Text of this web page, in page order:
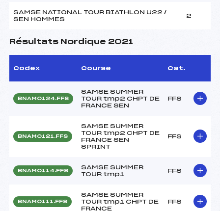
SAMSE NATIONAL TOUR BIATHLON U22 /
SEN HOMMES
2
Résultats Nordique 2021
Codex Course Cat.
BNAM0124.FFS
SAMSE SUMMER
TOUR tmp2 CHPT DE
FRANCE SEN
FFS
BNAM0121.FFS
SAMSE SUMMER
TOUR tmp2 CHPT DE
FRANCE SEN
SPRINT
FFS
BNAM0114.FFS
SAMSE SUMMER
TOUR tmp1
FFS
BNAM0111.FFS
SAMSE SUMMER
TOUR tmp1 CHPT DE
FRANCE
FFS